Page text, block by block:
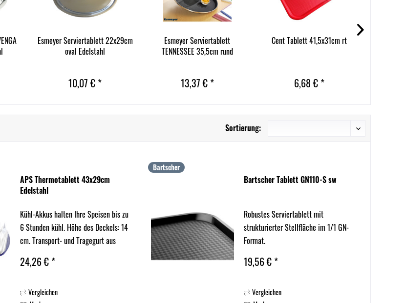
Esmeyer Serviertablett 22x29cm
oval Edelstahl
10,07 € *
Esmeyer Serviertablett
TENNESSEE 35,5cm rund
13,37 € *
Cent Tablett 41,5x31cm rt
6,68 € *
Sortierung:
APS Thermotablett 43x29cm
Edelstahl
Kühl-Akkus halten Ihre Speisen bis zu
6 Stunden kühl. Höhe des Deckels: 14
cm. Transport- und Tragegurt aus
24,26 € *
Vergleichen
Bartscher
Bartscher Tablett GN110-S sw
Robustes Serviertablett mit
strukturierter Stellfläche im 1/1 GN-
Format.
19,56 € *
Vergleichen